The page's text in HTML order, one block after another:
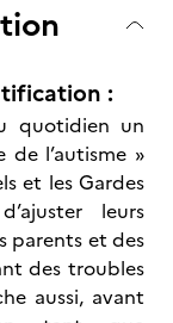
:
quotidien un
l’autisme »
et les Gardes
leurs
parents et des
des troubles
aussi, avant